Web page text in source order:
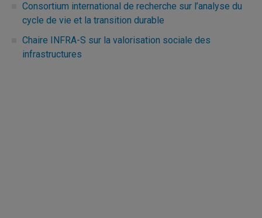
Consortium international de recherche sur l’analyse du
cycle de vie et la transition durable
Chaire INFRA-S sur la valorisation sociale des
infrastructures